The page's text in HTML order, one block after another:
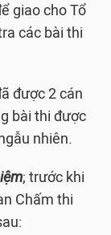
giao cho Tổ
các bài thi
được 2 cán
bài thi được
nhiên.
; trước khi
Chấm thi